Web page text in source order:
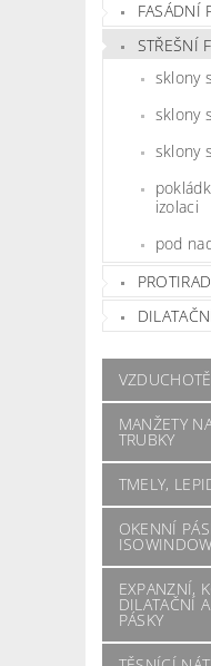
FASÁDNÍ
STŘEŠNÍ
sklony
sklony
sklony
izolaci
pod
MANŽETY
TRUBKY
TMELY,
OKENNÍ
ISOWINDOW
EXPANZNÍ,
DILATAČNÍ
PÁSKY